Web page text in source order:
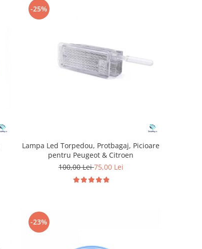
-25%
Lampa Led Torpedou, Protbagaj, Picioare
pentru Peugeot & Citroen
100,00 Lei75,00 Lei
-23%